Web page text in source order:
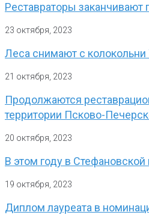
Реставраторы заканчивают
23 октября, 2023
Леса снимают с
21 октября, 2023
Продолжаются
территории Псково-
20 октября, 2023
В этом году в
19 октября, 2023
Диплом лауреата в